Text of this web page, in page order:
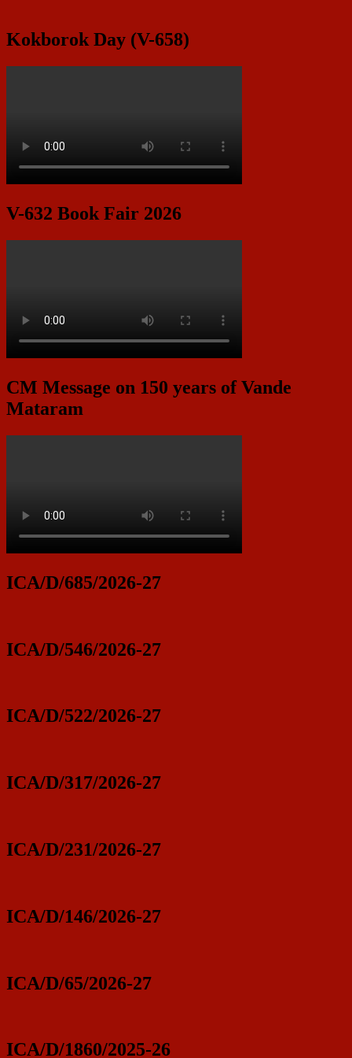
Kokborok Day (V-658)
V-632 Book Fair 2026
CM Message on 150 years of Vande
Mataram
ICA/D/685/2026-27
ICA/D/546/2026-27
ICA/D/522/2026-27
ICA/D/317/2026-27
ICA/D/231/2026-27
ICA/D/146/2026-27
ICA/D/65/2026-27
ICA/D/1860/2025-26